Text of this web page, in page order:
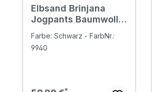
Elbsand Brinjana
Jogpants Baumwoll
Farbe: Schwarz - FarbNr.:
9940